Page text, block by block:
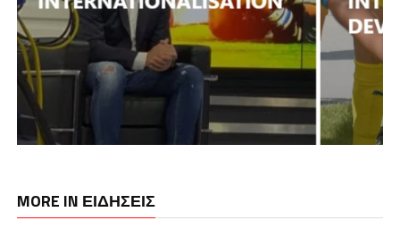
MORE IN ΕΙΔΗΣΕΙΣ